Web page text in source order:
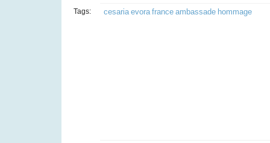
Tags: cesaria evora france ambassade hommage